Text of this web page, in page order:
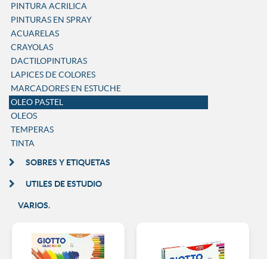
PINTURA ACRILICA
PINTURAS EN SPRAY
ACUARELAS
CRAYOLAS
DACTILOPINTURAS
LAPICES DE COLORES
MARCADORES EN ESTUCHE
OLEO PASTEL
OLEOS
TEMPERAS
TINTA
SOBRES Y ETIQUETAS
UTILES DE ESTUDIO
VARIOS.